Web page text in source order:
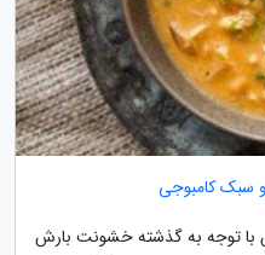
سبک کامبوجی
با توجه به گذشته خشونت بارش